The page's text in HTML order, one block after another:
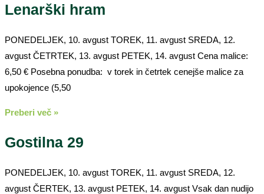
Lenarški hram
PONEDELJEK, 10. avgust TOREK, 11. avgust SREDA, 12.
avgust ČETRTEK, 13. avgust PETEK, 14. avgust Cena malice:
6,50 € Posebna ponudba: v torek in četrtek cenejše malice za
upokojence (5,50
Preberi več »
Gostilna 29
PONEDELJEK, 10. avgust TOREK, 11. avgust SREDA, 12.
avgust ČERTEK, 13. avgust PETEK, 14. avgust Vsak dan nudijo